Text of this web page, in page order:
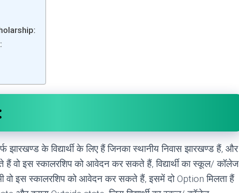
झारखण्ड के विद्यार्थी के लिए हैं जिनका स्थानीय निवास झारखण्ड हैं, और
हैं वो इस स्कालरशिप को आवेदन कर सकते हैं, विद्यार्थी का स्कूल/ कॉलेज
वो इस स्कालरशिप को आवेदन कर सकते हैं, इसमें दो Option मिलता हैं